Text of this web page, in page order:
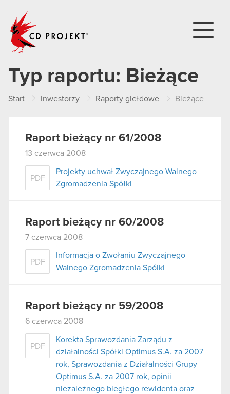
Typ raportu: Bieżące
Start Inwestorzy Raporty giełdowe Bieżące
Raport bieżący nr 61/2008
13 czerwca 2008
PDF
Projekty uchwał Zwyczajnego Walnego
Zgromadzenia Spółki
Raport bieżący nr 60/2008
7 czerwca 2008
PDF
Informacja o Zwołaniu Zwyczajnego
Walnego Zgromadzenia Spólki
Raport bieżący nr 59/2008
6 czerwca 2008
PDF
Korekta Sprawozdania Zarządu z
działalności Spółki Optimus S.A. za 2007
rok, Sprawozdania z Działalności Grupy
Optimus S.A. za 2007 rok, opinii
niezależnego biegłego rewidenta oraz